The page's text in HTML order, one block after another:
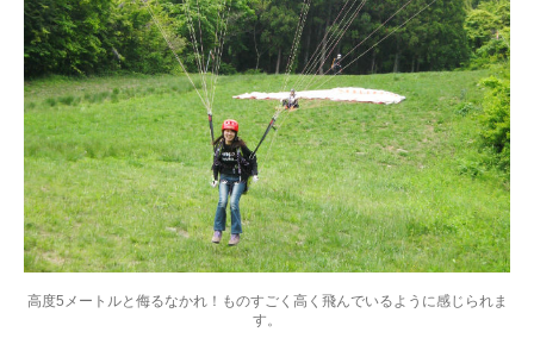
高度5メートルと侮るなかれ！ものすごく高く飛んでいるように感じられま
す。